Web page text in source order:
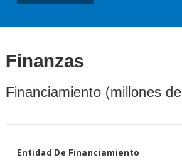
Finanzas
Financiamiento (millones
Entidad De Financiamiento